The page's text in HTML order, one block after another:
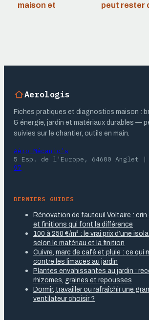
maison et
peut rester
Aerologis
Fiches pratiques et diagnostics maison :
& énergie, jardin et matériaux durables —
suivies sur le chantier, outils en main.
Aéro Mécanic's
5 Esp. de l'Europe, 64600 Anglet
97
DERNIERS GUIDES
Rénovation de fauteuil Voltaire :
et finitions qui font la différence
100 à 250 €/m² : le vrai prix d’une
selon le matériau et la finition
Cuivre, marc de café et pluie : ce qui
contre les limaces au jardin
Plantes envahissantes au jardin :
rhizomes, graines et repousses
Dormir, travailler ou rafraîchir une
ventilateur choisir ?